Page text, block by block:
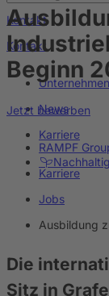
Kontakt
Kontakt
Unternehmen
News
Karriere
Beginn
Jetzt bewerben
RAMPF
Karriere
Jobs
Ausbildung
Die
Sitz in